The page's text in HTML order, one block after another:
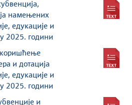
намењених
едукације и
2025. години
коришћење
и дотација
едукације и
2025. години
и